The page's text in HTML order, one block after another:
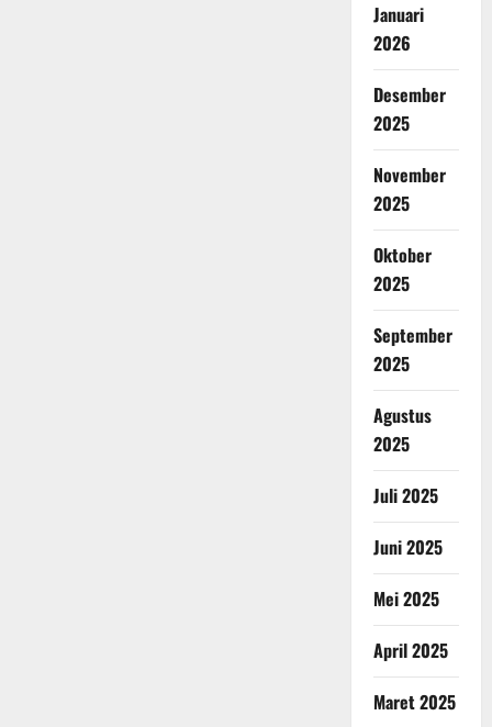
Januari
2026
Desember
2025
November
2025
Oktober
2025
September
2025
Agustus
2025
Juli 2025
Juni 2025
Mei 2025
April 2025
Maret 2025